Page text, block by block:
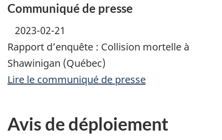
Communiqué de presse
2023-02-21
Rapport d’enquête : Collision mortelle à
Shawinigan (Québec)
Lire le communiqué de presse
Avis de déploiement